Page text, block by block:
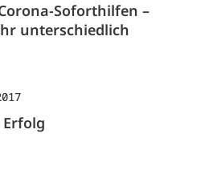
Soforthilfen –
unterschiedlich
Erfolg